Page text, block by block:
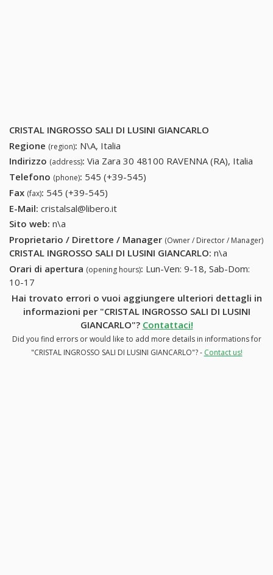
CRISTAL INGROSSO SALI DI LUSINI GIANCARLO
Regione (region): N\A, Italia
Indirizzo (address): Via Zara 30 48100 RAVENNA (RA), Italia
Telefono (phone): 545 (+39-545)
Fax (fax): 545 (+39-545)
E-Mail: cristalsal@libero.it
Sito web: n\a
Proprietario / Direttore / Manager (Owner / Director / Manager)
CRISTAL INGROSSO SALI DI LUSINI GIANCARLO: n\a
Orari di apertura (opening hours): Lun-Ven: 9-18, Sab-Dom:
10-17
Hai trovato errori o vuoi aggiungere ulteriori dettagli in
informazioni per "CRISTAL INGROSSO SALI DI LUSINI
GIANCARLO"? Contattaci!
Did you find errors or would like to add more details in informations for
"CRISTAL INGROSSO SALI DI LUSINI GIANCARLO"? - Contact us!